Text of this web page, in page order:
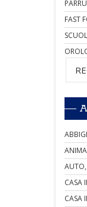
FAST
CASA
CASA